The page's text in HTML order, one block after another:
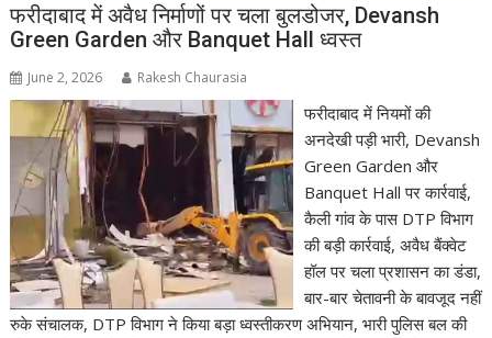
फरीदाबाद में अवैध निर्माणों पर चला बुलडोजर, Devansh
Green Garden और Banquet Hall ध्वस्त
June 2, 2026 Rakesh Chaurasia
फरीदाबाद में नियमों की
अनदेखी पड़ी भारी, Devansh
Green Garden और
Banquet Hall पर कार्रवाई,
कैली गांव के पास DTP विभाग
की बड़ी कार्रवाई, अवैध बैंक्वेट
हॉल पर चला प्रशासन का डंडा,
बार-बार चेतावनी के बावजूद नहीं
रुके संचालक, DTP विभाग ने किया बड़ा ध्वस्तीकरण अभियान, भारी पुलिस बल की